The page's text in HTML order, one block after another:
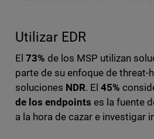
Utilizar EDR
El 73% de los MSP utilizan
parte de su enfoque de threat-
soluciones NDR. El 45%
de los endpoints es la fuente
a la hora de cazar e investigar